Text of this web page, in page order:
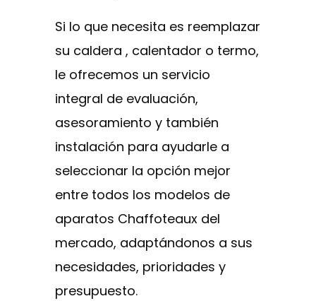
Si lo que necesita es reemplazar
su caldera , calentador o termo,
le ofrecemos un servicio
integral de evaluación,
asesoramiento y también
instalación para ayudarle a
seleccionar la opción mejor
entre todos los modelos de
aparatos Chaffoteaux del
mercado, adaptándonos a sus
necesidades, prioridades y
presupuesto.